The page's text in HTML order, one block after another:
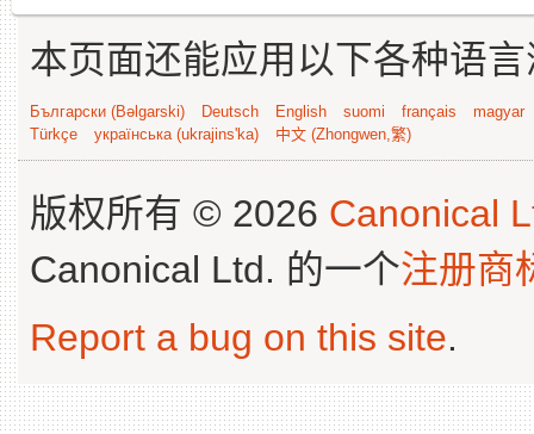
本页面还能应用以下各种语
Български (Bəlgarski) Deutsch English suomi français
magyar
Türkçe
українська (ukrajins'ka) 中文 (Zhongwen,繁)
版权所有 © 2026 Canonical
Canonical Ltd. 的一个注册商
Report a bug on this site.